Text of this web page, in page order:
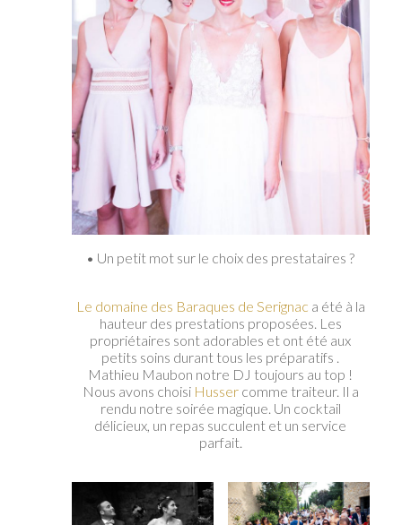
• Un petit mot sur le choix des prestataires ?
Le domaine des Baraques de Serignac a été à la
hauteur des prestations proposées. Les
propriétaires sont adorables et ont été aux
petits soins durant tous les préparatifs .
Mathieu Maubon notre DJ toujours au top !
Nous avons choisi Hussercomme traiteur. Il a
rendu notre soirée magique. Un cocktail
délicieux, un repas succulent et un service
parfait.